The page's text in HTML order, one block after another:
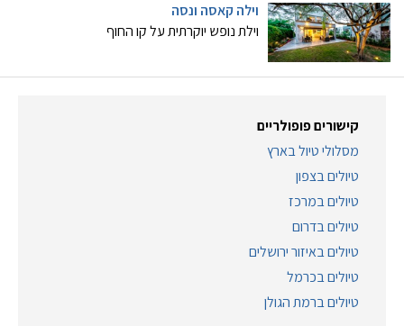
וילה קאסה ונסה
וילת נופש יוקרתית על קו החוף
קישורים פופולריים
מסלולי טיול בארץ
טיולים בצפון
טיולים במרכז
טיולים בדרום
טיולים באיזור ירושלים
טיולים בכרמל
טיולים ברמת הגולן